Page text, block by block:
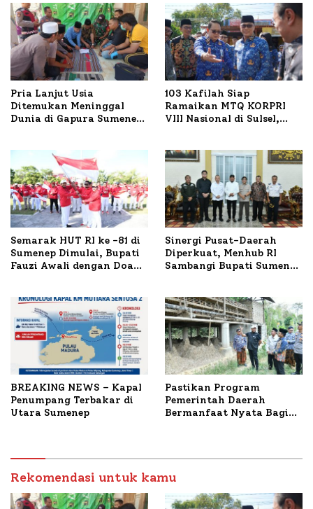
Pria Lanjut Usia
Ditemukan Meninggal
Dunia di Gapura Sumenep,
103 Kafilah Siap
Ramaikan MTQ KORPRI
VIII Nasional di Sulsel,
Semarak HUT RI ke -81 di
Sumenep Dimulai, Bupati
Fauzi Awali dengan Doa
Sinergi Pusat-Daerah
Diperkuat, Menhub RI
Sambangi Bupati Sumenep
BREAKING NEWS – Kapal
Penumpang Terbakar di
Utara Sumenep
Pastikan Program
Pemerintah Daerah
Bermanfaat Nyata Bagi
Petelur di Desa Bataal
Timur
Rekomendasi untuk kamu